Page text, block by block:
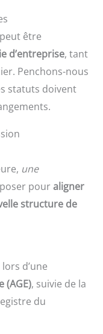
être
d’entreprise, tant
Penchons-nous
statuts doivent
une
pouraligner
structure de
d’une
(AGE), suivie de la
du